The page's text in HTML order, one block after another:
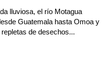
lluviosa, el río Motagua
Guatemala hasta Omoa y
de desechos...